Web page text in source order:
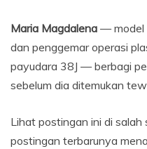
Maria Magdalena — model
dan penggemar operasi
payudara 38J — berbagi
sebelum dia ditemukan
Lihat postingan ini di
postingan terbarunya